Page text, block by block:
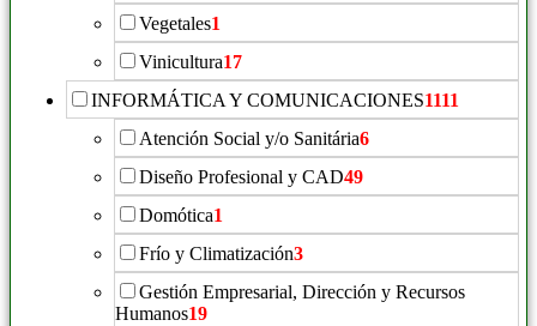
Vegetales1
Vinicultura17
INFORMÁTICA Y COMUNICACIONES1111
Atención Social y/o Sanitária6
Diseño Profesional y CAD49
Domótica1
Frío y Climatización3
Gestión Empresarial, Dirección y Recursos
Humanos19